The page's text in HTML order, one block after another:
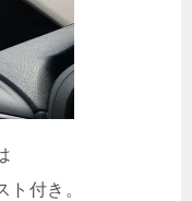
付き。